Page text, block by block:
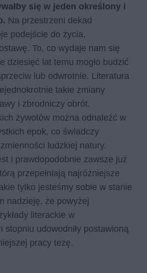
się w jeden określony i
Na przestrzeni dekad
podejście do życia,
To, co wydaje nam się
dziesięć lat temu mogło budzić
lub odwrotnie. Literatura
takie zmiany
i zbrodniczy obrót.
żywotów można odnaleźć w
epok, co świadczy
ludzkiej natury.
i prawdopodobnie zawsze już
przepełniają najróżniejsze
tylko jesteśmy sobie w stanie
nadzieję, że powyżej
literackie w
stopniu udowodniły postawioną
pracy tezę.